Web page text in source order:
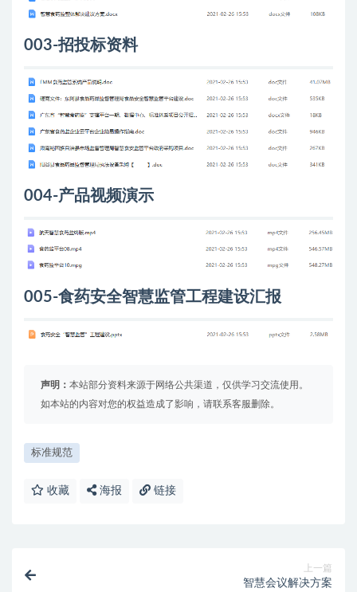
003-招投标资料
004-产品视频演示
005-食药安全智慧监管工程建设汇报
声明： 本站部分资料来源于网络公共渠道，仅供学习交流使用。
如本站的内容对您的权益造成了影响，请联系客服删除。
标准规范
收藏 海报 链接
上一篇
智慧会议解决方案